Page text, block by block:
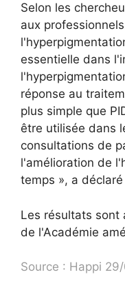
Selon les
aux
essentielle dans
réponse au
plus simple que
être utilisée dans
consultations de
l'amélioration de
temps », a déclaré
Les résultats sont
de l'Académie
Source : Happi